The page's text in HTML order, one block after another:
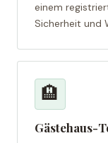
einem
Sicherheit und
🏨
Gästehaus-